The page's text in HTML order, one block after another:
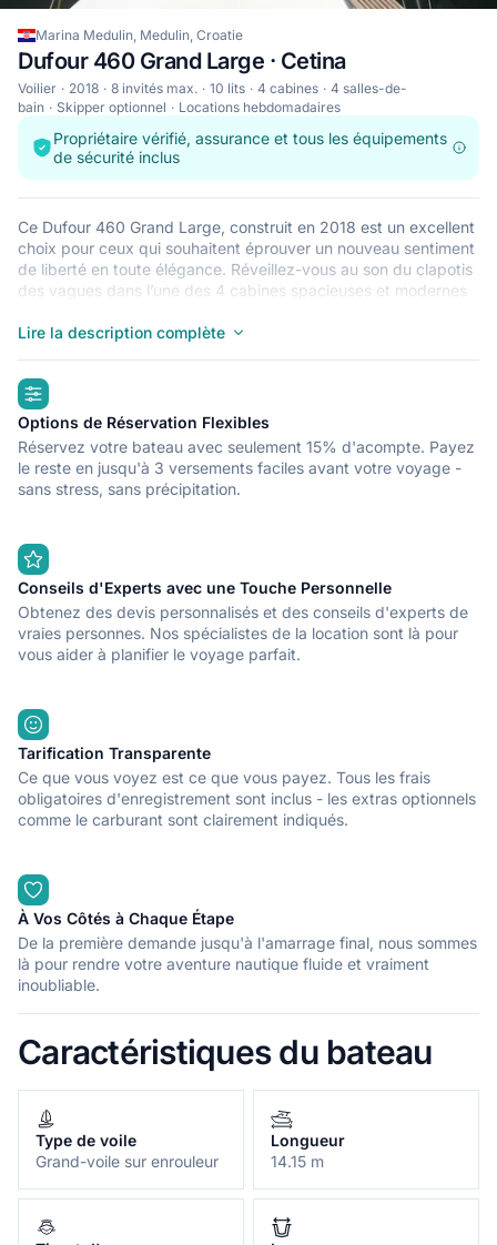
Marina Medulin, Medulin, Croatie
Dufour 460 Grand Large · Cetina
Voilier 2018 8 invités max. 10 lits 4 cabines
4 salles-de-
bain
Skipper optionnel Locations hebdomadaires
Propriétaire vérifié, assurance et tous les équipements
de sécurité inclus
Ce Dufour 460 Grand Large, construit en 2018 est un excellent
choix pour ceux qui souhaitent éprouver un nouveau sentiment
de liberté en toute élégance. Réveillez-vous au son du clapotis
des vagues dans l’une des 4 cabines spacieuses et modernes
personnes, ce voilier est parfait pour naviguer avec des amis et
Medulin, Medulin, un point de départ idéal pour explorer
Croatie en bateau. Bonne navigation !
Lire la description complète
highlights
Options de Réservation Flexibles
Réservez votre bateau avec seulement 15% d'acompte. Payez
le reste en jusqu'à 3 versements faciles avant votre voyage -
sans stress, sans précipitation.
Conseils d'Experts avec une Touche Personnelle
Obtenez des devis personnalisés et des conseils d'experts de
vraies personnes. Nos spécialistes de la location sont là pour
vous aider à planifier le voyage parfait.
Tarification Transparente
Ce que vous voyez est ce que vous payez. Tous les frais
obligatoires d'enregistrement sont inclus - les extras optionnels
comme le carburant sont clairement indiqués.
À Vos Côtés à Chaque Étape
De la première demande jusqu'à l'amarrage final, nous sommes
là pour rendre votre aventure nautique fluide et vraiment
inoubliable.
Caractéristiques du bateau
Type de voile
Grand-voile sur enrouleur
Longueur
14.15 m